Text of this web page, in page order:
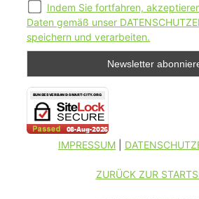
Indem Sie fortfahren,
Daten gemäß unser
speichern und verarbeiten.
IMPRESSUM
ZURÜCK ZUR